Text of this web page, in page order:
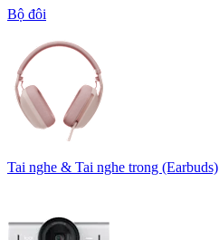
Bộ đôi
Tai nghe & Tai nghe trong (Earbuds)